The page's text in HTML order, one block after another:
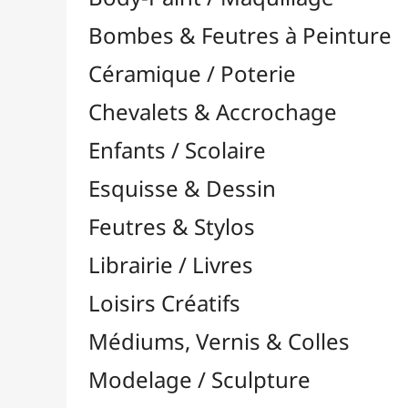
Feutres & Stylos
Librairie / Livres
Loisirs Créatifs
Médiums, Vernis & Colles
Modelage / Sculpture
Peintures / Couleurs
Résines / Moulage
Supports Dessin & Peinture
Transport / Rangement
Vannerie / Rotin
Papeterie & Bureau